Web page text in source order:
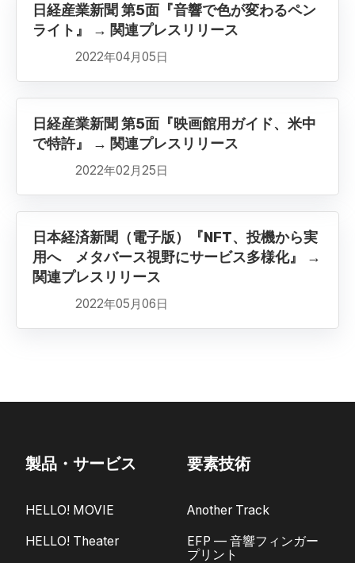
日経産業新聞 第5面『音響で色が変わるペン
ライト』 → 関連プレスリリース
2022年04月05日
日経産業新聞 第5面『映画館用ガイド、米中
で特許』 → 関連プレスリリース
2022年02月25日
日本経済新聞（電子版）『NFT、投機から実
用へ メタバース視野にサービス多様化』 →
関連プレスリリース
2022年05月06日
製品・サービス
HELLO! MOVIE
HELLO! Theater
要素技術
Another Track
EFP — 音響フィンガー
プリント